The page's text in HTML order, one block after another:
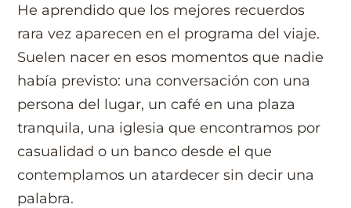
He aprendido que los mejores recuerdos
rara vez aparecen en el programa del viaje.
Suelen nacer en esos momentos que nadie
había previsto: una conversación con una
persona del lugar, un café en una plaza
tranquila, una iglesia que encontramos por
casualidad o un banco desde el que
contemplamos un atardecer sin decir una
palabra.